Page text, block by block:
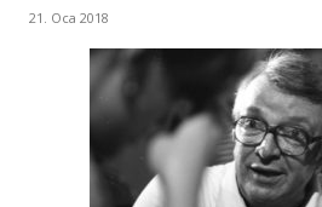
21. Oca 2018